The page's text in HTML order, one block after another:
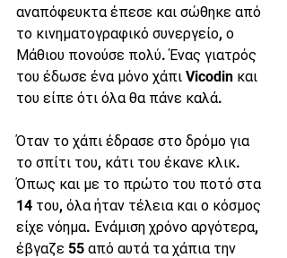
αναπόφευκτα έπεσε και σώθηκε από
το κινηματογραφικό συνεργείο, ο
Μάθιου πονούσε πολύ. Ένας γιατρός
του έδωσε ένα μόνο χάπι Vicodin και
του είπε ότι όλα θα πάνε καλά.
Όταν το χάπι έδρασε στο δρόμο για
το σπίτι του, κάτι του έκανε κλικ.
Όπως και με το πρώτο του ποτό στα
14 του, όλα ήταν τέλεια και ο κόσμος
είχε νόημα. Ενάμιση χρόνο αργότερα,
έβγαζε 55 από αυτά τα χάπια την